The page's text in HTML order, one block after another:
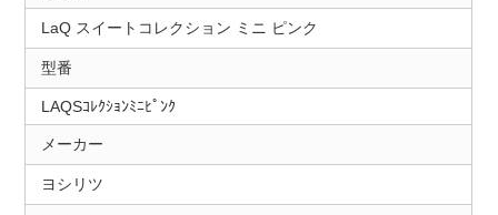
LaQ スイートコレクション ミニ ピンク
型番
LAQSｺﾚｸｼｮﾝﾐﾆﾋﾟﾝｸ
メーカー
ヨシリツ